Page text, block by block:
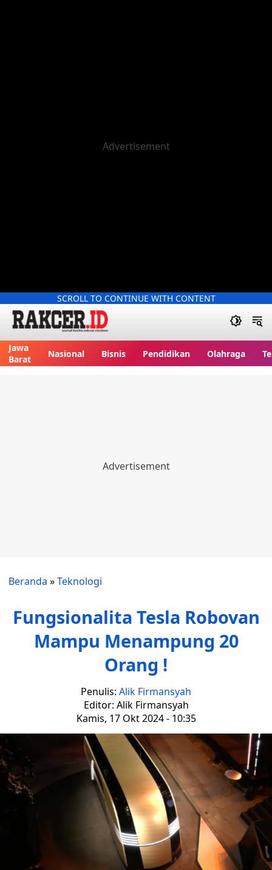
SCROLL TO CONTINUE WITH CONTENT
Jawa
Barat
Nasional Bisnis Pendidikan Olahraga
Beranda »Teknologi
Fungsionalita Tesla Robovan
Mampu Menampung 20
Orang !
Penulis: Alik Firmansyah
Editor: Alik Firmansyah
Kamis, 17 Okt 2024 - 10:35